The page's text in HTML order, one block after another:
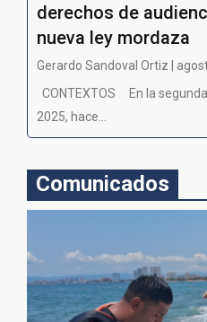
derechos de
nueva ley mordaza
Gerardo Sandoval Ortiz |
CONTEXTOS En la
2025, hace...
Comunicados